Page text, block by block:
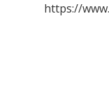
https://